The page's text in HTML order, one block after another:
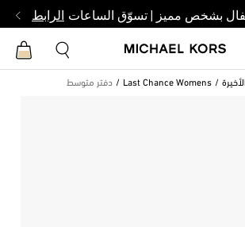
بشخص مميز | تسوّق الساعات الرابط
Last Chance Womens دفتر متوسط